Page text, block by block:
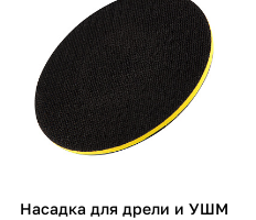
Насадка для дрели и УШМ